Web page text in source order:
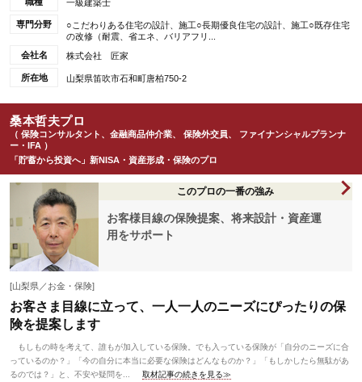
一級建築士
専門分野
○こだわりある住宅の設計、施工○長期優良住宅の設計、施工○既存住宅
の改修（耐震、省エネ、バリアフリ...
会社名
株式会社 匠家
所在地 山梨県笛吹市石和町唐柏750-2
桑本哲夫プロ
（ 保険コンサルタント、金融商品仲介業、 保険外交員、 ファイナンシャルプランナ
ー・IFA ）
「貯蓄から投資へ」新NISA・資産形成・保険のプロ
このプロの一番の強み
お客様目線の保険提案、将来設計・資産運
用をサポート
[山梨県／お金・保険]
お客さま目線に立って、一人一人のニーズにぴったりの保
険を提案します
もしもの時を考えて、誰もが加入している保険。でも入っている保険が「自分のニーズに合
っているのか？」「今の自分に本当に必要な保険はどんなものか？」「もしかしたら無駄があ
るのでは？」と、不安や疑問を...
取材記事の続きを見る≫